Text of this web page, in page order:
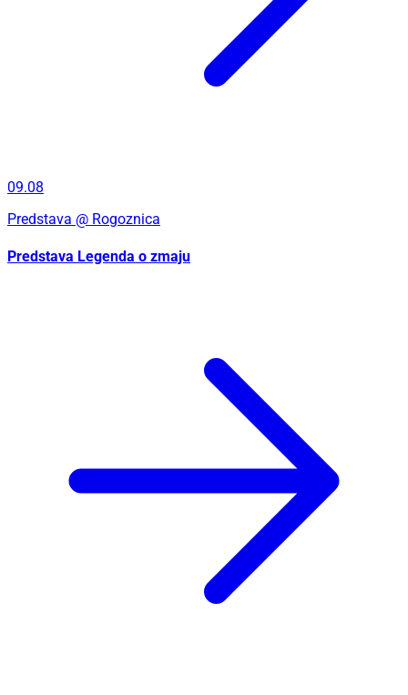
09.08
Predstava @ Rogoznica
Predstava Legenda o zmaju